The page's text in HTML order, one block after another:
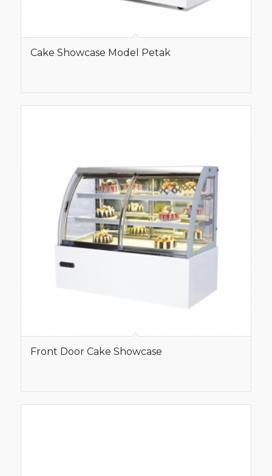
Cake Showcase Model Petak
Front Door Cake Showcase